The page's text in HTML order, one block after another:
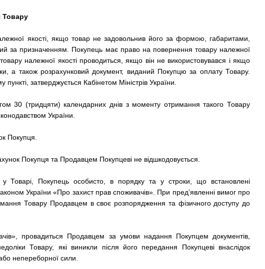
Товару
якості, якщо товар не задовольнив його за формою, габаритами,
за призначенням. Покупець має право на повернення товару належної
належної якості проводиться, якщо він не використовувався і якщо
а також розрахунковий документ, виданий Покупцю за оплату Товару.
затверджується Кабінетом Міністрів України.
30 (тридцяти) календарних днів з моменту отримання такого Товару
України.
Покупця.
Покупця та Продавцем Покупцеві не відшкодовується.
у Товарі, Покупець особисто, в порядку та у строки, що встановлені
України «Про захист прав споживачів». При пред’явленні вимог про
Товару Продавцем в своє розпорядження та фізичного доступу до
провадиться Продавцем за умови надання Покупцем документів,
Товару, які виникли після його передання Покупцеві внаслідок
непереборної сили.